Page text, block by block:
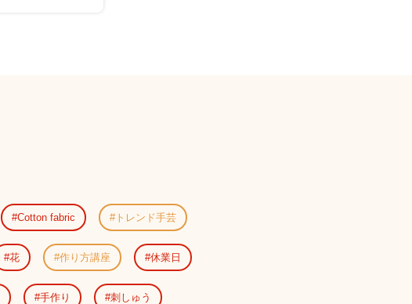
Cotton fabric トレンド手芸
花 作り方講座 休業日
手作り 刺しゅう